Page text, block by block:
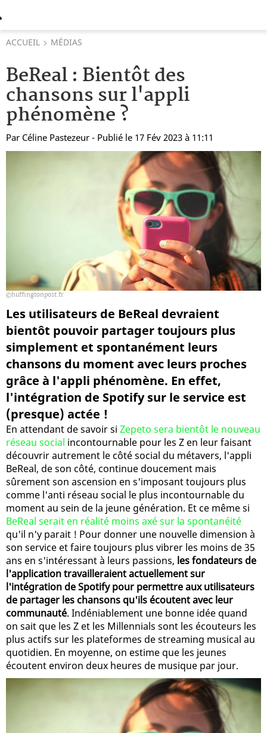
ACCUEIL MÉDIAS
BeReal : Bientôt des
chansons sur l'appli
phénomène ?
Par Céline Pastezeur - Publié le 17 Fév 2023 à 11:11
huffingtonpost.fr
Les utilisateurs de BeReal devraient
bientôt pouvoir partager toujours plus
simplement et spontanément leurs
chansons du moment avec leurs proches
grâce à l'appli phénomène. En effet,
l'intégration de Spotify sur le service est
(presque) actée !
En attendant de savoir si Zepeto sera bientôt le nouveau
réseau social incontournable pour les Z en leur faisant
découvrir autrement le côté social du métavers, l'appli
BeReal, de son côté, continue doucement mais
sûrement son ascension en s'imposant toujours plus
comme l'anti réseau social le plus incontournable du
moment au sein de la jeune génération. Et ce même si
BeReal serait en réalité moins axé sur la spontanéité
qu'il n'y parait ! Pour donner une nouvelle dimension à
son service et faire toujours plus vibrer les moins de 35
ans en s'intéressant à leurs passions, les fondateurs de
l'application travailleraient actuellement sur
l'intégration de Spotify pour permettre aux utilisateurs
de partager les chansons qu'ils écoutent avec leur
communauté. Indéniablement une bonne idée quand
on sait que les Z et les Millennials sont les écouteurs les
plus actifs sur les plateformes de streaming musical au
quotidien. En moyenne, on estime que les jeunes
écoutent environ deux heures de musique par jour.